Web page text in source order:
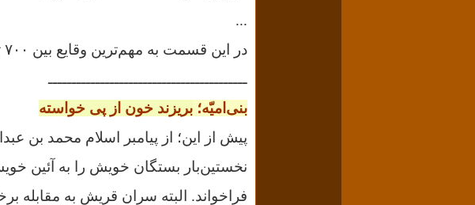
...
در این قسمت به مهم‌ترین وقایع بین ۷۰۰ تا ۸۰۰ میلادی می‌پردازم.
ــــــــــــــــــــــــــــــــــــــــــ
بنی‌امیّه؛ بریزند خون از پی خواسته
نخستین‌بار بستگان خویش را به آئین
فراخواند. البته سران قریش به مقابله